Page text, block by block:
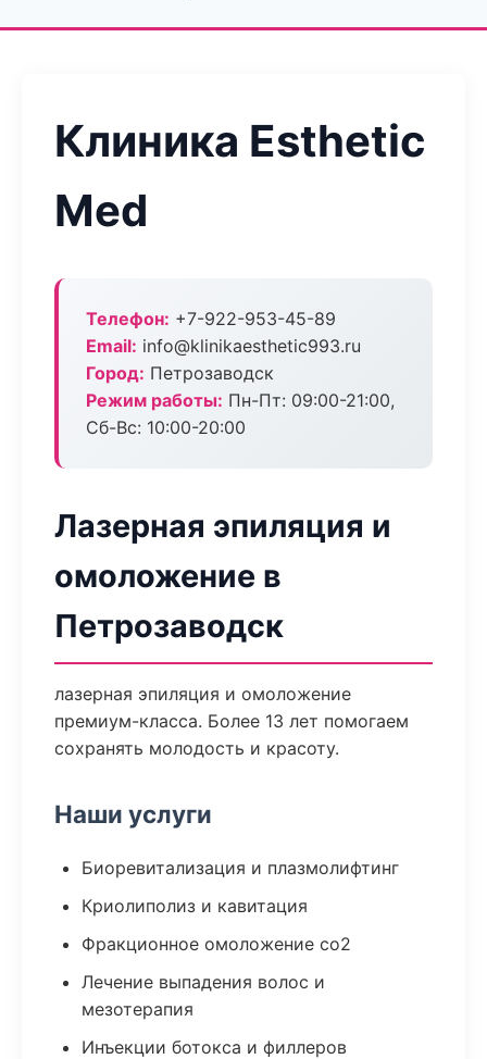
Клиника Esthetic
Med
Телефон: +7-922-953-45-89
Email: info@klinikaesthetic993.ru
Город: Петрозаводск
Режим работы: Пн-Пт: 09:00-21:00,
Сб-Вс: 10:00-20:00
Лазерная эпиляция и
омоложение в
Петрозаводск
лазерная эпиляция и омоложение
премиум-класса. Более 13 лет помогаем
сохранять молодость и красоту.
Наши услуги
Биоревитализация и плазмолифтинг
Криолиполиз и кавитация
Фракционное омоложение co2
Лечение выпадения волос и
мезотерапия
Инъекции ботокса и филлеров